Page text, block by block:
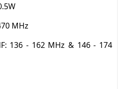
MHz
136 - 162 MHz & 146 - 174